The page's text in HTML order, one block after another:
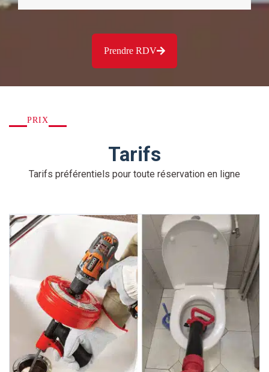
Prendre RDV
PRIX
Tarifs
Tarifs préférentiels pour toute réservation en ligne